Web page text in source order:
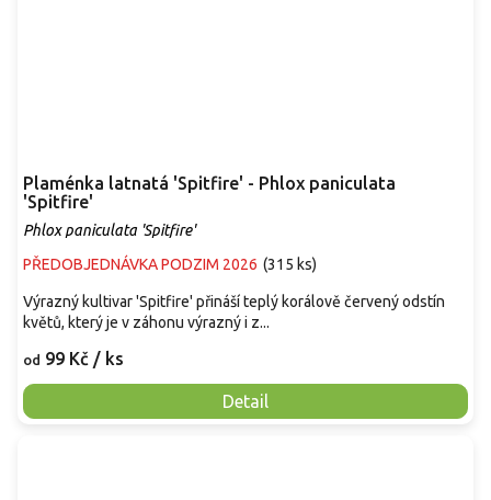
Plaménka latnatá 'Spitfire' - Phlox paniculata
'Spitfire'
Phlox paniculata 'Spitfire'
PŘEDOBJEDNÁVKA PODZIM 2026 (315 ks)
od 99 Kč / ks
Detail
Výrazný kultivar 'Spitfire' přináší teplý korálově červený odstín
květů, který je v záhonu výrazný i z...